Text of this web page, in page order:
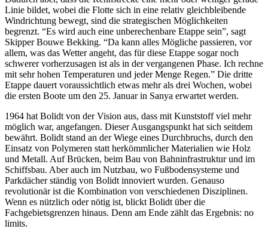
Linie bildet, wobei die Flotte sich in eine relativ gleichbleibende
Windrichtung bewegt, sind die strategischen Möglichkeiten
begrenzt. “Es wird auch eine unberechenbare Etappe sein”, sagt
Skipper Bouwe Bekking. “Da kann alles Mögliche passieren, vor
allem, was das Wetter angeht, das für diese Etappe sogar noch
schwerer vorherzusagen ist als in der vergangenen Phase. Ich rechne
mit sehr hohen Temperaturen und jeder Menge Regen.” Die dritte
Etappe dauert voraussichtlich etwas mehr als drei Wochen, wobei
die ersten Boote um den 25. Januar in Sanya erwartet werden.
1964 hat Bolidt von der Vision aus, dass mit Kunststoff viel mehr
möglich war, angefangen. Dieser Ausgangspunkt hat sich seitdem
bewährt. Bolidt stand an der Wiege eines Durchbruchs, durch den
Einsatz von Polymeren statt herkömmlicher Materialien wie Holz
und Metall. Auf Brücken, beim Bau von Bahninfrastruktur und im
Schiffsbau. Aber auch im Nutzbau, wo Fußbodensysteme und
Parkdächer ständig von Bolidt innoviert wurden. Genauso
revolutionär ist die Kombination von verschiedenen Disziplinen.
Wenn es nützlich oder nötig ist, blickt Bolidt über die
Fachgebietsgrenzen hinaus. Denn am Ende zählt das Ergebnis: no
limits.